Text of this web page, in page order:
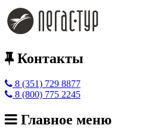
Контакты
8 (351) 729 8877
8 (800) 775 2245
Главное меню